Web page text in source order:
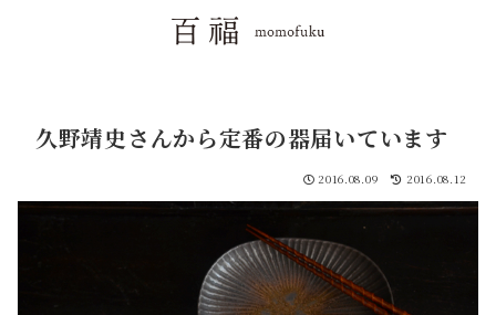
久野靖史さんから定番の器届いています
2016.08.09 2016.08.12